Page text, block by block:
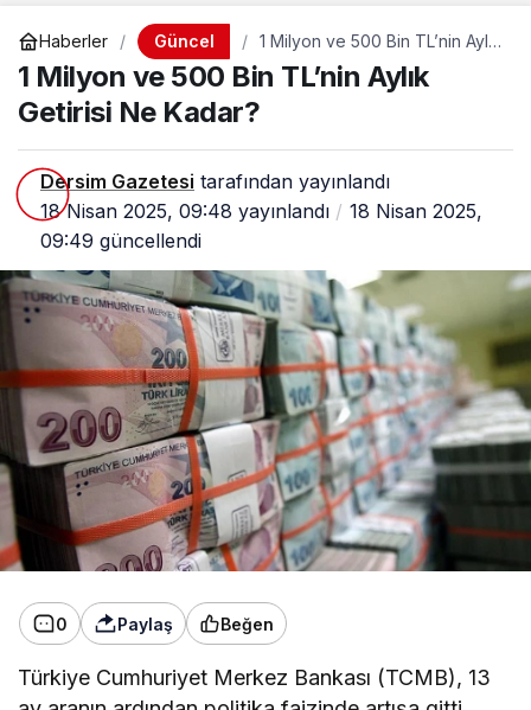
Haberler Güncel
1 Milyon ve 500 Bin TL’nin Aylık
Getirisi Ne Kadar?
1 Milyon ve 500 Bin TL’nin Aylık
Getirisi Ne Kadar?
Dersim Gazetesi tarafından yayınlandı
18 Nisan 2025, 09:48 yayınlandı
18 Nisan 2025,
09:49 güncellendi
0 Paylaş Beğen
Türkiye Cumhuriyet Merkez Bankası (TCMB), 13